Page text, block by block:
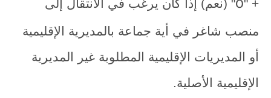
+ "
O" (نعم) إذا كان يرغب في الانتقال إلى
منصب شاغر في أية جماعة بالمديرية الإقليمية
أو المديريات الإقليمية المطلوبة غير المديرية
الإقليمية الأصلية.